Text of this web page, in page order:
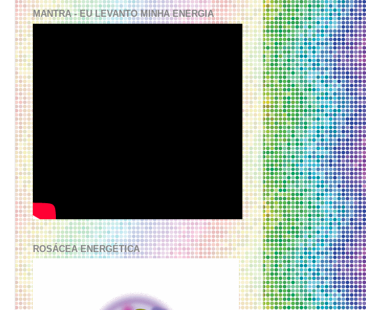
MANTRA - EU LEVANTO MINHA ENERGIA
ROSÁCEA ENERGÉTICA